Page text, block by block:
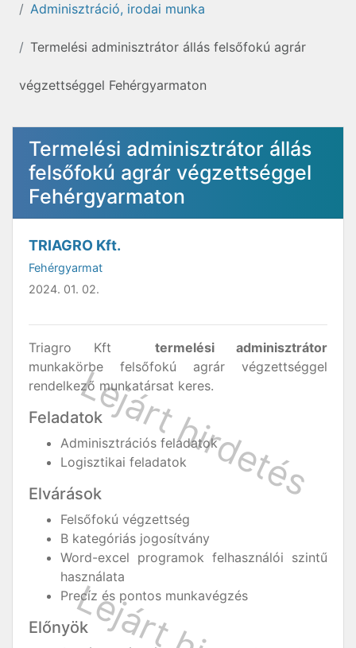
Adminisztráció, irodai munka
Termelési adminisztrátor állás felsőfokú agrár
végzettséggel Fehérgyarmaton
Termelési adminisztrátor állás
felsőfokú agrár végzettséggel
Fehérgyarmaton
TRIAGRO Kft.
Fehérgyarmat
2024. 01. 02.
Triagro Kft
termelési adminisztrátor
munkakörbe felsőfokú agrár végzettséggel
rendelkező munkatársat keres.
Feladatok
Adminisztrációs feladatok
Logisztikai feladatok
Elvárások
Felsőfokú végzettség
B kategóriás jogosítvány
Word-excel programok felhasználói szintű
használata
Precíz és pontos munkavégzés
Előnyök